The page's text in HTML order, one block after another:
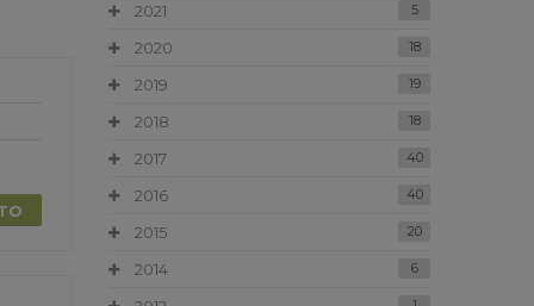
2021 5
2020 18
2019 19
2018 18
2017 40
2016 40
2015 20
2014 6